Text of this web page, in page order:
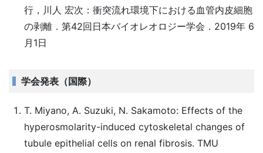
行，川人 宏次：衝突流れ環境下における血管内皮細胞
の剥離．第42回日本バイオレオロジー学会．2019年 6
月1日
学会発表（国際）
T. Miyano, A. Suzuki, N. Sakamoto: Effects of the
hyperosmolarity-induced cytoskeletal changes of
tubule epithelial cells on renal fibrosis. TMU